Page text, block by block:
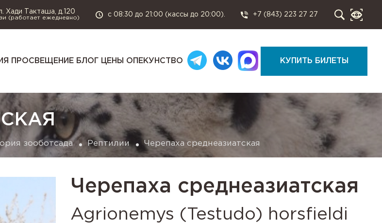
Хади Такташа, д.120
(работает ежедневно)
с 08:30 до 21:00 (кассы до 20:00). +7 (843) 223 27 27
ПРОСВЕЩЕНИЕ БЛОГ ЦЕНЫ ОПЕКУНСТВО КУПИТЬ БИЛЕТЫ
зооботсада Рептилии Черепаха среднеазиатская
Черепаха среднеазиатская
Agrionemys (Testudo) horsfieldi